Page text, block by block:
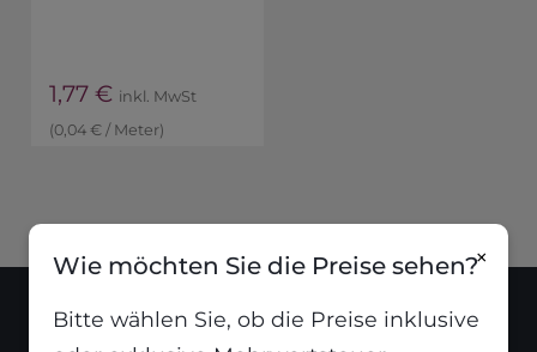
×
Wie möchten Sie die Preise sehen?
Bitte wählen Sie, ob die Preise inklusive
1,77€ inkl. MwSt
(0,04 € / Meter)
Standort